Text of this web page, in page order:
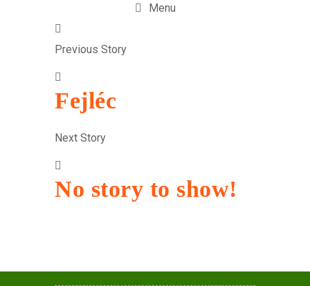
Menu
Previous Story
Fejléc
Next Story
No story to show!